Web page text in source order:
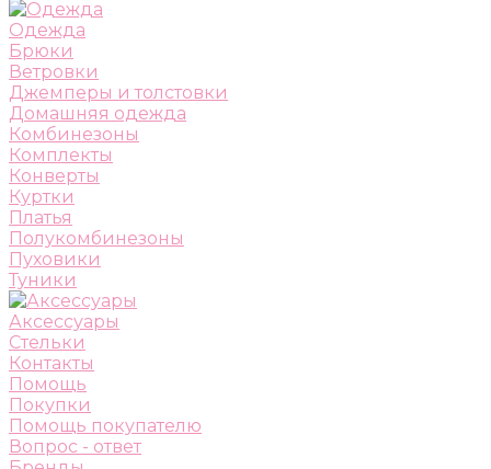
Одежда
Брюки
Ветровки
Джемперы и толстовки
Домашняя одежда
Комбинезоны
Комплекты
Конверты
Куртки
Платья
Полукомбинезоны
Пуховики
Туники
Аксессуары
Стельки
Контакты
Помощь
Покупки
Помощь покупателю
Вопрос - ответ